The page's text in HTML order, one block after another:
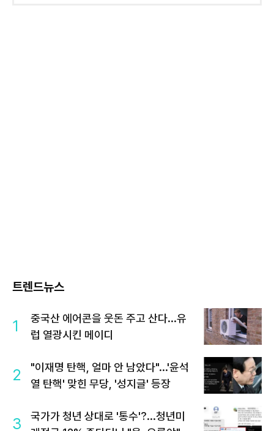
트렌드뉴스
1
중국산 에어콘을 웃돈 주고 산다...유
럽 열광시킨 메이디
2
"이재명 탄핵, 얼마 안 남았다"...'윤석
열 탄핵' 맞힌 무당, '성지글' 등장
3
국가가 청년 상대로 '통수'?...청년미